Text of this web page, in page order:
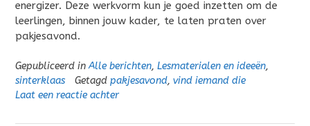
energizer. Deze werkvorm kun je goed inzetten om de
leerlingen, binnen jouw kader, te laten praten over
pakjesavond.
Gepubliceerd inAlle berichten, Lesmaterialen en ideeën,
sinterklaas
Getagd pakjesavond, vind iemand die
Laat een reactie achter